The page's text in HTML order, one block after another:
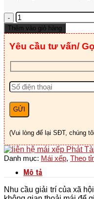
Mái
Xếp
Quán
Nhậu
Tân
Phú
số
lượng
Thêm vào giỏ hàng
Yêu cầu tư vấn/
(Vui lòng để lại SĐT, chúng
Danh mục: Mái xếp, Theo
Mô tả
Nhu cầu giải trí của xã